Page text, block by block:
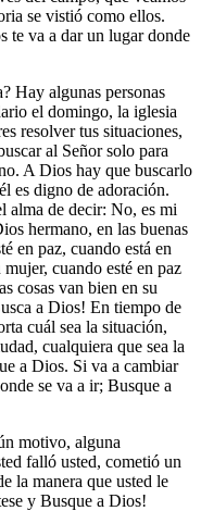
se vistió como ellos.
te va a dar un lugar donde
Hay algunas personas
el domingo, la iglesia
resolver tus situaciones,
al Señor solo para
A Dios hay que buscarlo
es digno de adoración.
alma de decir: No, es mi
hermano, en las buenas
en paz, cuando está en
cuando esté en paz
cosas van bien en su
a Dios! En tiempo de
cuál sea la situación,
cualquiera que sea la
a Dios. Si va a cambiar
se va a ir; Busque a
motivo, alguna
falló usted, cometió un
la manera que usted le
y Busque a Dios!